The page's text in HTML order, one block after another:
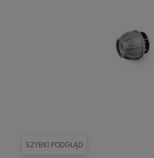
SZYBKI PODGLĄD